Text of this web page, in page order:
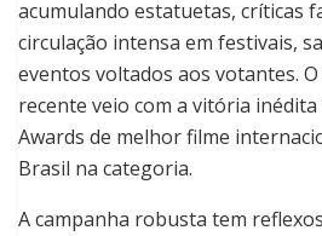
acumulando estatuetas, críticas
circulação intensa em festivais,
eventos voltados aos votantes.
recente veio com a vitória inédita
Awards de melhor filme
Brasil na categoria.
A campanha robusta tem